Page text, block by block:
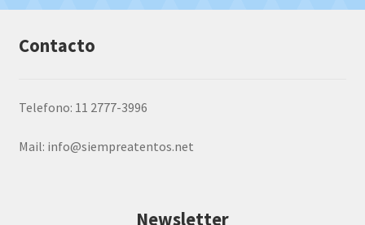
Contacto
Telefono: 11 2777-3996
Mail: info@siempreatentos.net
Newsletter